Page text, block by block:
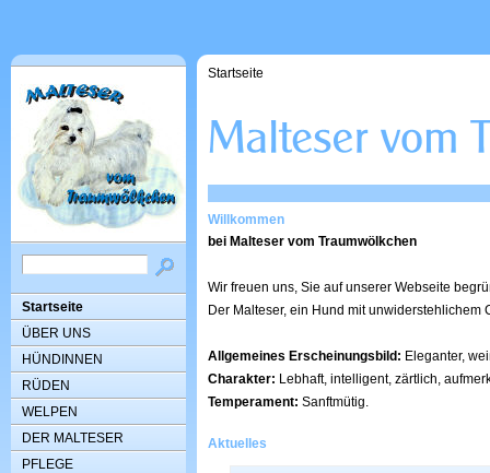
Startseite
ÜBER UNS
HÜNDINNEN
RÜDEN
WELPEN
DER MALTESER
PFLEGE
Startseite
Willkommen
bei Malteser vom Traumwölkchen
Wir freuen uns, Sie auf unserer Webseite
Der Malteser, ein Hund mit unwiderstehlichem
Allgemeines Erscheinungsbild: Eleganter,
Charakter: Lebhaft, intelligent, zärtlich,
Temperament: Sanftmütig.
Aktuelles